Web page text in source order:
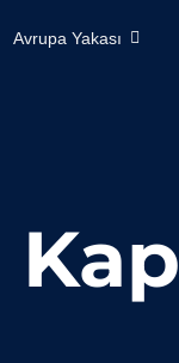
Avrupa Yakası